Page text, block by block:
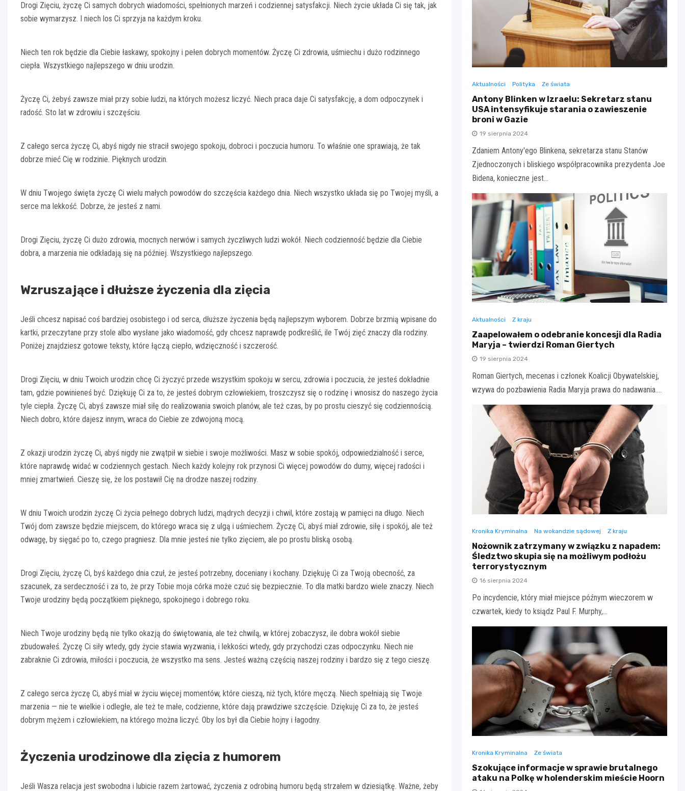
Drogi Zięciu, życzę Ci samych dobrych wiadomości, spełnionych marzeń i codziennej satysfakcji. Niech życie układa Ci się tak, jak
sobie wymarzysz. I niech los Ci sprzyja na każdym kroku.
Niech ten rok będzie dla Ciebie łaskawy, spokojny i pełen dobrych momentów. Życzę Ci zdrowia, uśmiechu i dużo rodzinnego
ciepła. Wszystkiego najlepszego w dniu urodzin.
Życzę Ci, żebyś zawsze miał przy sobie ludzi, na których możesz liczyć. Niech praca daje Ci satysfakcję, a dom odpoczynek i
radość. Sto lat w zdrowiu i szczęściu.
Z całego serca życzę Ci, abyś nigdy nie stracił swojego spokoju, dobroci i poczucia humoru. To właśnie one sprawiają, że tak
dobrze mieć Cię w rodzinie. Pięknych urodzin.
W dniu Twojego święta życzę Ci wielu małych powodów do szczęścia każdego dnia. Niech wszystko układa się po Twojej myśli, a
serce ma lekkość. Dobrze, że jesteś z nami.
Drogi Zięciu, życzę Ci dużo zdrowia, mocnych nerwów i samych życzliwych ludzi wokół. Niech codzienność będzie dla Ciebie
dobra, a marzenia nie odkładają się na później. Wszystkiego najlepszego.
Wzruszające i dłuższe życzenia dla zięcia
Jeśli chcesz napisać coś bardziej osobistego i od serca, dłuższe życzenia będą najlepszym wyborem. Dobrze brzmią wpisane do
kartki, przeczytane przy stole albo wysłane jako wiadomość, gdy chcesz naprawdę podkreślić, ile Twój zięć znaczy dla rodziny.
Poniżej znajdziesz gotowe teksty, które łączą ciepło, wdzięczność i szczerość.
Drogi Zięciu, w dniu Twoich urodzin chcę Ci życzyć przede wszystkim spokoju w sercu, zdrowia i poczucia, że jesteś dokładnie
tam, gdzie powinieneś być. Dziękuję Ci za to, że jesteś dobrym człowiekiem, troszczysz się o rodzinę i wnosisz do naszego życia
tyle ciepła. Życzę Ci, abyś zawsze miał siłę do realizowania swoich planów, ale też czas, by po prostu cieszyć się codziennością.
Niech dobro, które dajesz innym, wraca do Ciebie ze zdwojoną mocą.
Z okazji urodzin życzę Ci, abyś nigdy nie zwątpił w siebie i swoje możliwości. Masz w sobie spokój, odpowiedzialność i serce,
które naprawdę widać w codziennych gestach. Niech każdy kolejny rok przynosi Ci więcej powodów do dumy, więcej radości i
mniej zmartwień. Cieszę się, że los postawił Cię na drodze naszej rodziny.
W dniu Twoich urodzin życzę Ci życia pełnego dobrych ludzi, mądrych decyzji i chwil, które zostają w pamięci na długo. Niech
Twój dom zawsze będzie miejscem, do którego wraca się z ulgą i uśmiechem. Życzę Ci, abyś miał zdrowie, siłę i spokój, ale też
odwagę, by sięgać po to, czego pragniesz. Dla mnie jesteś nie tylko zięciem, ale po prostu bliską osobą.
Drogi Zięciu, życzę Ci, byś każdego dnia czuł, że jesteś potrzebny, doceniany i kochany. Dziękuję Ci za Twoją obecność, za
szacunek, za serdeczność i za to, że przy Tobie moja córka może czuć się bezpiecznie. To dla matki bardzo wiele znaczy. Niech
Twoje urodziny będą początkiem pięknego, spokojnego i dobrego roku.
Niech Twoje urodziny będą nie tylko okazją do świętowania, ale też chwilą, w której zobaczysz, ile dobra wokół siebie
zbudowałeś. Życzę Ci siły wtedy, gdy życie stawia wyzwania, i lekkości wtedy, gdy przychodzi czas odpoczynku. Niech nie
zabraknie Ci zdrowia, miłości i poczucia, że wszystko ma sens. Jesteś ważną częścią naszej rodziny i bardzo się z tego cieszę.
Z całego serca życzę Ci, abyś miał w życiu więcej momentów, które cieszą, niż tych, które męczą. Niech spełniają się Twoje
marzenia — nie te wielkie i odległe, ale też te małe, codzienne, które dają prawdziwe szczęście. Dziękuję Ci za to, że jesteś
dobrym mężem i człowiekiem, na którego można liczyć. Oby los był dla Ciebie hojny i łagodny.
Życzenia urodzinowe dla zięcia z humorem
Jeśli Wasza relacja jest swobodna i lubicie razem żartować, życzenia z odrobiną humoru będą strzałem w dziesiątkę. Ważne, żeby
Aktualności Polityka Ze świata
Antony Blinken w Izraelu: Sekretarz stanu
USA intensyfikuje starania o zawieszenie
broni w Gazie
19 sierpnia 2024
Zdaniem Antony'ego Blinkena, sekretarza stanu Stanów
Zjednoczonych i bliskiego współpracownika prezydenta Joe
Bidena, konieczne jest…
Aktualności Z kraju
Zaapelowałem o odebranie koncesji dla Radia
Maryja – twierdzi Roman Giertych
19 sierpnia 2024
Roman Giertych, mecenas i członek Koalicji Obywatelskiej,
wzywa do pozbawienia Radia Maryja prawa do nadawania.…
Kronika Kryminalna Na wokandzie sądowej Z kraju
Nożownik zatrzymany w związku z napadem:
Śledztwo skupia się na możliwym podłożu
terrorystycznym
16 sierpnia 2024
Po incydencie, który miał miejsce późnym wieczorem w
czwartek, kiedy to ksiądz Paul F. Murphy,…
Kronika Kryminalna Ze świata
Szokujące informacje w sprawie brutalnego
ataku na Polkę w holenderskim mieście Hoorn